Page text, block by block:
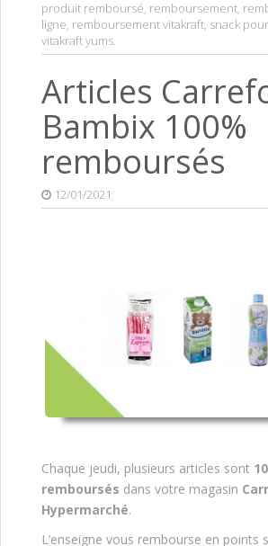
produit remboursé, remboursement,
ligne, remboursement vitakraft, snack
vitakraft yums.
Articles
Bambix 100%
remboursés
12/01/2021
Chaque jeudi, plusieurs articles sont
remboursés dans votre magasin
Hypermarché.
L’enseigne vous rembourse en points